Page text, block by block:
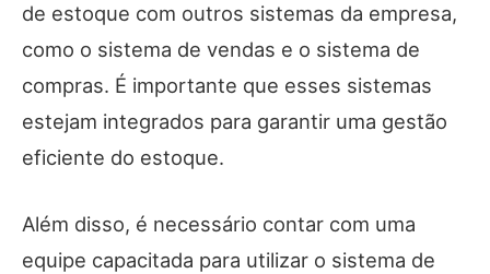
de estoque com outros sistemas da empresa,
como o sistema de vendas e o sistema de
compras. É importante que esses sistemas
estejam integrados para garantir uma gestão
eficiente do estoque.
Além disso, é necessário contar com uma
equipe capacitada para utilizar o sistema de